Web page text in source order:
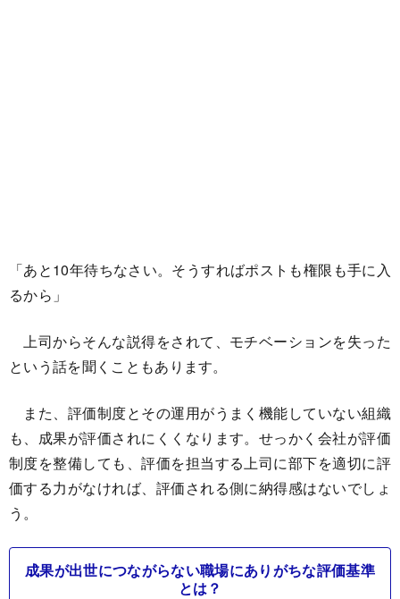
「あと10年待ちなさい。そうすればポストも権限も手に入
るから」
上司からそんな説得をされて、モチベーションを失った
という話を聞くこともあります。
また、評価制度とその運用がうまく機能していない組織
も、成果が評価されにくくなります。せっかく会社が評価
制度を整備しても、評価を担当する上司に部下を適切に評
価する力がなければ、評価される側に納得感はないでしょ
う。
成果が出世につながらない職場にありがちな評価基準
とは？